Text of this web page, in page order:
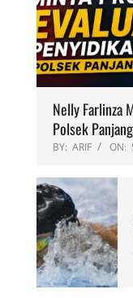
Nelly Farlinza
Polsek Panjang
BY: ARIF ON: